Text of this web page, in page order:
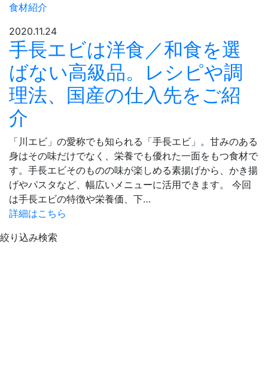
食材紹介
2020.11.24
手長エビは洋食／和食を選
ばない高級品。レシピや調
理法、国産の仕入先をご紹
介
「川エビ」の愛称でも知られる「手長エビ」。甘みのある
身はその味だけでなく、栄養でも優れた一面をもつ食材で
す。手長エビそのものの味が楽しめる素揚げから、かき揚
げやパスタなど、幅広いメニューに活用できます。 今回
は手長エビの特徴や栄養価、下…
詳細はこちら
絞り込み検索